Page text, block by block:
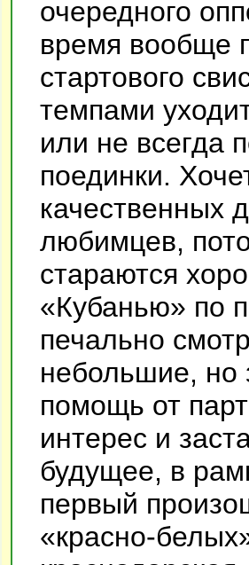
очередного
время вообще
стартового
темпами
или не всегда
поединки.
качественных
любимцев,
стараются
«Кубанью» по
печально
небольшие, но
помощь от
интерес и
будущее, в
первый
«красно-